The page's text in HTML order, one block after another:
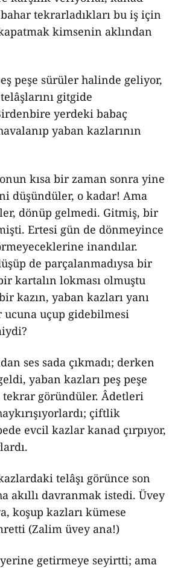
tekrarladıkları bu iş için
kimsenin aklından
peşe sürüler halinde geliyor,
gitgide
yerdeki babaç
yaban kazlarının
kısa bir zaman sonra yine
düşündüler, o kadar! Ama
dönüp gelmedi. Gitmiş, bir
Ertesi gün de dönmeyince
inandılar.
de parçalanmadıysa bir
kartalın lokması olmuştu
kazın, yaban kazları yanı
ucuna uçup gidebilmesi
ses sada çıkmadı; derken
yaban kazları peş peşe
göründüler. Âdetleri
çiftlik
evcil kazlar kanad çırpıyor,
telâşı görünce son
akıllı davranmak istedi. Üvey
koşup kazları kümese
(Zalim üvey ana!)
getirmeye seyirtti; ama